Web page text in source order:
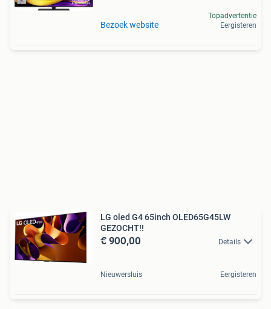
Bezoek website
Topadvertentie
Eergisteren
LG oled G4 65inch OLED65G45LW
GEZOCHT!!
€ 900,00 Details
Nieuwersluis Eergisteren